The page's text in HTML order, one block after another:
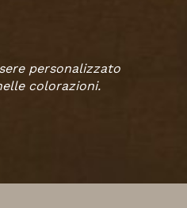
personalizzato
colorazioni.